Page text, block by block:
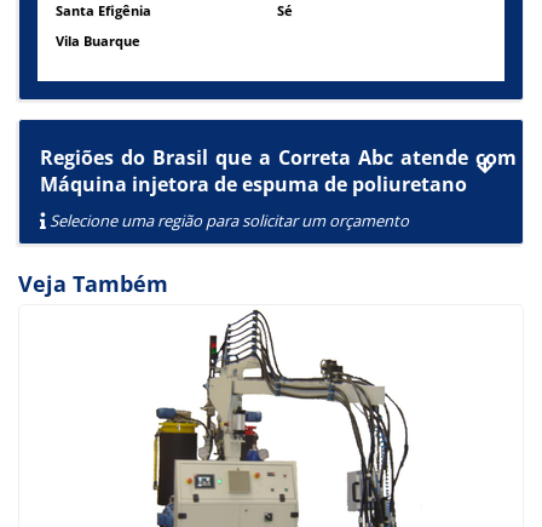
Santa Efigênia
Sé
Vila Buarque
Regiões do Brasil que a Correta Abc atende com
Máquina injetora de espuma de poliuretano
Selecione uma região para solicitar um orçamento
Veja Também